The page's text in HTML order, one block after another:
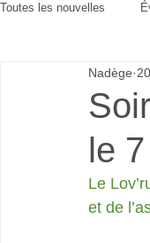
Toutes les nouvelles
le
Nadège
Le
et de